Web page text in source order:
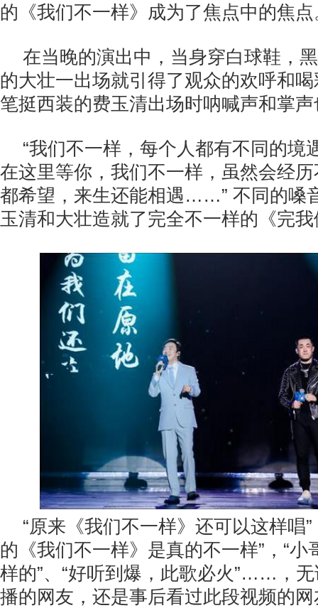
的《我们不一样》成为了焦点中的焦点
在当晚的演出中，当身穿白球鞋，
的大壮一出场就引得了观众的欢呼和
笔挺西装的费玉清出场时呐喊声和掌
“我们不一样，每个人都有不同的境
在这里等你，我们不一样，虽然会经
都希望，来生还能相遇……” 不同的嗓
玉清和大壮造就了完全不一样的《完
“原来《我们不一样》还可以这样唱
的《我们不一样》是真的不一样”，“小
样的”、“好听到爆，此歌必火”……，
播的网友，还是事后看过此段视频的